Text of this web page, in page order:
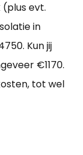
evt.
in
Kun jij
€1170.
tot wel